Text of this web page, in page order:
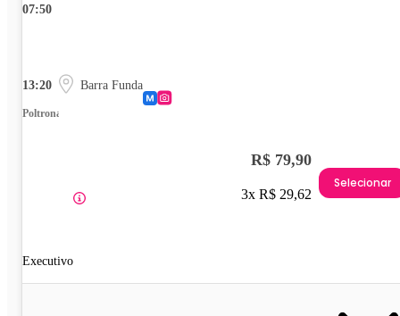
07:50
13:20 Barra Funda
Poltrona
Executivo
R$ 79,90
3x R$ 29,62
Selecionar